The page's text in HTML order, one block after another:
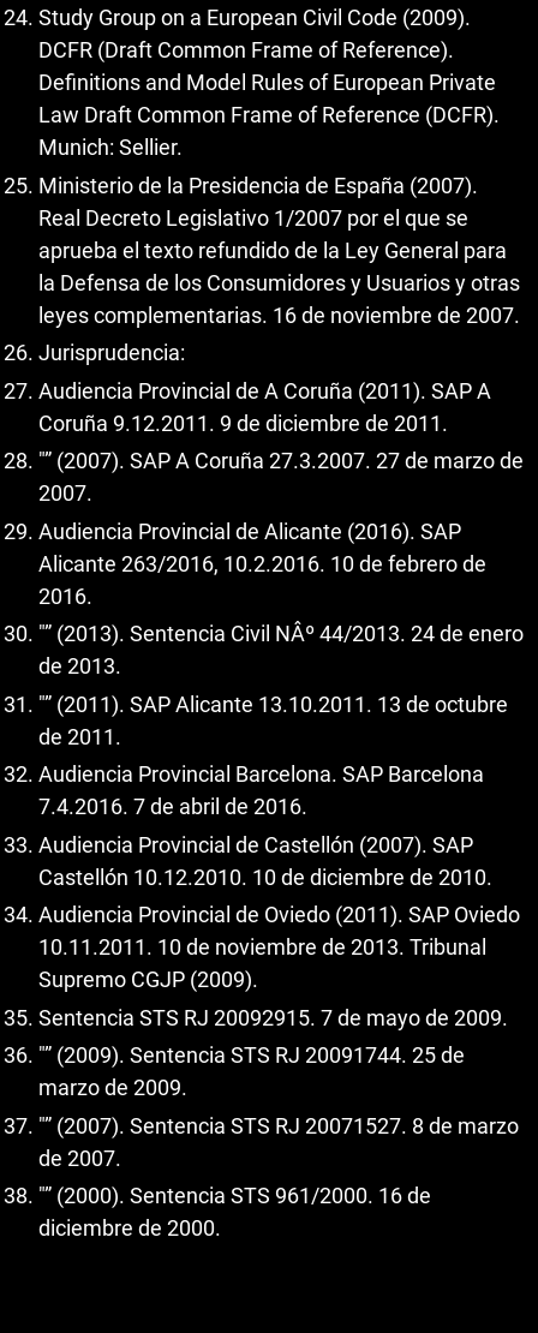
Study Group on a European Civil Code (2009).
DCFR (Draft Common Frame of Reference).
Definitions and Model Rules of European Private
Law Draft Common Frame of Reference (DCFR).
Munich: Sellier.
Ministerio de la Presidencia de España (2007).
Real Decreto Legislativo 1/2007 por el que se
aprueba el texto refundido de la Ley General para
la Defensa de los Consumidores y Usuarios y otras
leyes complementarias. 16 de noviembre de 2007.
Jurisprudencia:
Audiencia Provincial de A Coruña (2011). SAP A
Coruña 9.12.2011. 9 de diciembre de 2011.
"” (2007). SAP A Coruña 27.3.2007. 27 de marzo de
2007.
Audiencia Provincial de Alicante (2016). SAP
Alicante 263/2016, 10.2.2016. 10 de febrero de
2016.
"” (2013). Sentencia Civil NÂº 44/2013. 24 de enero
de 2013.
"” (2011). SAP Alicante 13.10.2011. 13 de octubre
de 2011.
Audiencia Provincial Barcelona. SAP Barcelona
7.4.2016. 7 de abril de 2016.
Audiencia Provincial de Castellón (2007). SAP
Castellón 10.12.2010. 10 de diciembre de 2010.
Audiencia Provincial de Oviedo (2011). SAP Oviedo
10.11.2011. 10 de noviembre de 2013. Tribunal
Supremo CGJP (2009).
Sentencia STS RJ 20092915. 7 de mayo de 2009.
"” (2009). Sentencia STS RJ 20091744. 25 de
marzo de 2009.
"” (2007). Sentencia STS RJ 20071527. 8 de marzo
de 2007.
"” (2000). Sentencia STS 961/2000. 16 de
diciembre de 2000.